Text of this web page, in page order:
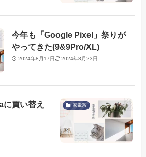
今年も「Google Pixel」祭りが
やってきた(9&9Pro/XL)
2024年8月17日 2024年8月23日
家電系
買い替え